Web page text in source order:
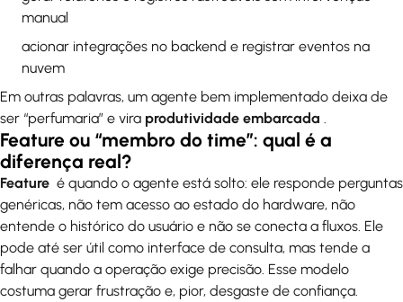
manual
acionar integrações no backend e registrar eventos na
nuvem
Em outras palavras, um agente bem implementado deixa de
ser “perfumaria” e vira produtividade embarcada
Feature ou “membro do time”: qual é a
diferença real?
Feature é quando o agente está solto: ele responde perguntas
genéricas, não tem acesso ao estado do hardware, não
entende o histórico do usuário e não se conecta a fluxos. Ele
pode até ser útil como interface de consulta, mas tende a
falhar quando a operação exige precisão. Esse modelo
costuma gerar frustração e, pior, desgaste de confiança.